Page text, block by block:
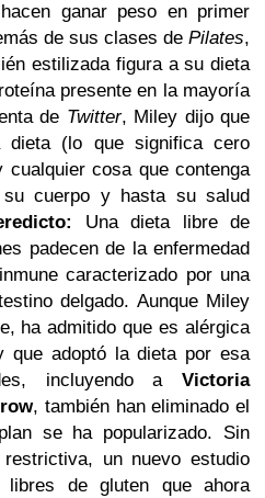
ganar peso en primer
de sus clases de Pilates,
estilizada figura a su dieta
presente en la mayoría
de Twitter, Miley dijo que
dieta (lo que significa cero
cualquier cosa que contenga
cuerpo y hasta su salud
Una dieta libre de
padecen de la enfermedad
caracterizado por una
delgado. Aunque Miley
ha admitido que es alérgica
adoptó la dieta por esa
incluyendo a Victoria
, también han eliminado el
se ha popularizado. Sin
un nuevo estudio
libres de gluten que ahora